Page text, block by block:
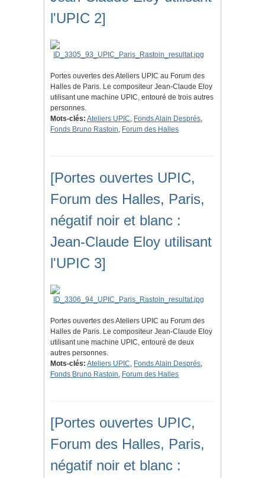
l'UPIC 2]
Portes ouvertes des Ateliers UPIC au Forum des
Halles de Paris. Le compositeur Jean-Claude Eloy
utilisant une machine UPIC, entouré de trois autres
personnes.
Mots-clés: Ateliers UPIC, Fonds Alain Després,
Fonds Bruno Rastoin, Forum des Halles
[Portes ouvertes UPIC,
Forum des Halles, Paris,
négatif noir et blanc :
Jean-Claude Eloy utilisant
l'UPIC 3]
Portes ouvertes des Ateliers UPIC au Forum des
Halles de Paris. Le compositeur Jean-Claude Eloy
utilisant une machine UPIC, entouré de deux
autres personnes.
Mots-clés: Ateliers UPIC, Fonds Alain Després,
Fonds Bruno Rastoin, Forum des Halles
[Portes ouvertes UPIC,
Forum des Halles, Paris,
négatif noir et blanc :